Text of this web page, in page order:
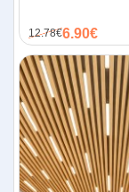
12.78€6.90€